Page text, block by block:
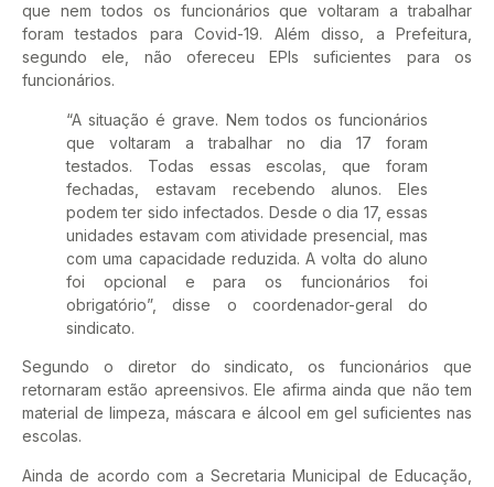
que nem todos os funcionários que voltaram a trabalhar
foram testados para Covid-19. Além disso, a Prefeitura,
segundo ele, não ofereceu EPIs suficientes para os
funcionários.
“A situação é grave. Nem todos os funcionários
que voltaram a trabalhar no dia 17 foram
testados. Todas essas escolas, que foram
fechadas, estavam recebendo alunos. Eles
podem ter sido infectados. Desde o dia 17, essas
unidades estavam com atividade presencial, mas
com uma capacidade reduzida. A volta do aluno
foi opcional e para os funcionários foi
obrigatório”, disse o coordenador-geral do
sindicato.
Segundo o diretor do sindicato, os funcionários que
retornaram estão apreensivos. Ele afirma ainda que não tem
material de limpeza, máscara e álcool em gel suficientes nas
escolas.
Ainda de acordo com a Secretaria Municipal de Educação,